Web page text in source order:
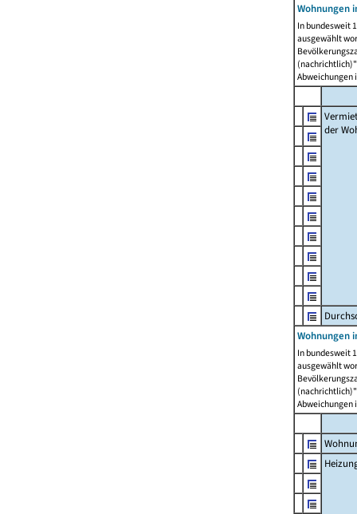
Wohnungen
In bundesweit
ausgewählt
Abweichungen
der
Wohnungen
In bundesweit
ausgewählt
Abweichungen